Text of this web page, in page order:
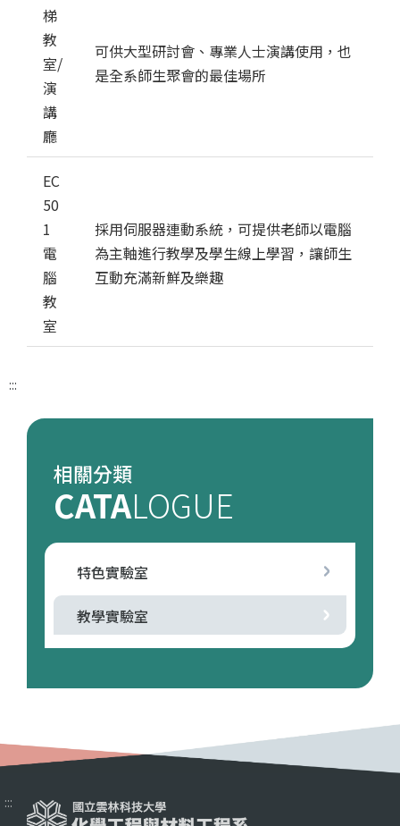
梯
教
室/
演
講
廳
可供大型研討會、專業人士演講使用，也
是全系師生聚會的最佳場所
EC
50
1
電
腦
教
室
採用伺服器連動系統，可提供老師以電腦
為主軸進行教學及學生線上學習，讓師生
互動充滿新鮮及樂趣
:::
相關分類
CATALOGUE
特色實驗室
教學實驗室
:::